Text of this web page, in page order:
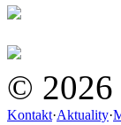
© 2026
Kontakt·Aktuality·